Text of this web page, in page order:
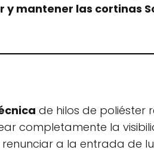
y mantener las cortinas
de hilos de poliéster
completamente la
a la entrada de